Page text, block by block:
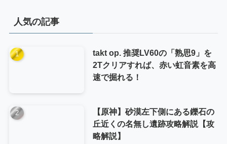
ー
人気の記事
takt op. 推奨LV60の「熟思9」を
2Tクリアすれば、赤い虹音素を高
速で掘れる！
【原神】砂漠左下側にある鑠石の
丘近くの名無し遺跡攻略解説【攻
略解説】